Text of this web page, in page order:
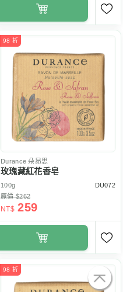
98 折
Durance 朵昂思
玫瑰藏紅花香皂
100g
DU072
原價 $262
NT$ 259
98 折